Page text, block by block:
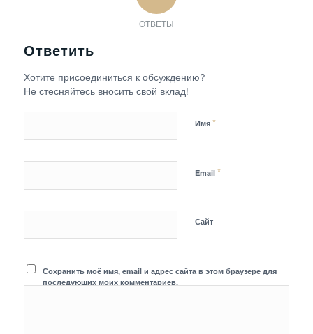
ОТВЕТЫ
Ответить
Хотите присоединиться к обсуждению?
Не стесняйтесь вносить свой вклад!
Имя *
Email *
Сайт
Сохранить моё имя, email и адрес сайта в этом браузере для
последующих моих комментариев.